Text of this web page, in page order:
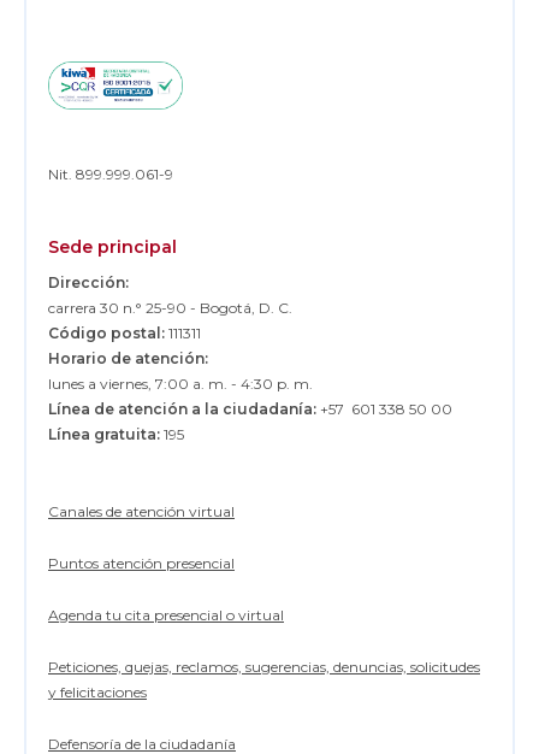
Nit. 899.999.061-9
Sede principal
Dirección:
carrera 30 n.° 25-90 - Bogotá, D. C.
Código postal: 111311
Horario de atención:
lunes a viernes, 7:00 a. m. - 4:30 p. m.
Línea de atención a la ciudadanía: +57 601 338 50 00
Línea gratuita: 195
Canales de atención virtual
Puntos atención presencial
Agenda tu cita presencial o virtual
Peticiones, quejas, reclamos, sugerencias, denuncias, solicitudes
y felicitaciones
Defensoría de la ciudadanía